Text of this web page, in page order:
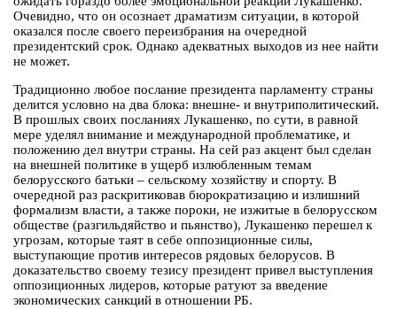
Очевидно, что он осознает драматизм ситуации, в которой
оказался после своего переизбрания на очередной
президентский срок. Однако адекватных выходов из нее найти
не может.
Традиционно любое послание президента парламенту страны
делится условно на два блока: внешне- и внутриполитический.
В прошлых своих посланиях Лукашенко, по сути, в равной
мере уделял внимание и международной проблематике, и
положению дел внутри страны. На сей раз акцент был сделан
на внешней политике в ущерб излюбленным темам
белорусского батьки – сельскому хозяйству и спорту. В
очередной раз раскритиковав бюрократизацию и излишний
формализм власти, а также пороки, не изжитые в белорусском
обществе (разгильдяйство и пьянство), Лукашенко перешел к
угрозам, которые таят в себе оппозиционные силы,
выступающие против интересов рядовых белорусов. В
доказательство своему тезису президент привел выступления
оппозиционных лидеров, которые ратуют за введение
экономических санкций в отношении РБ.